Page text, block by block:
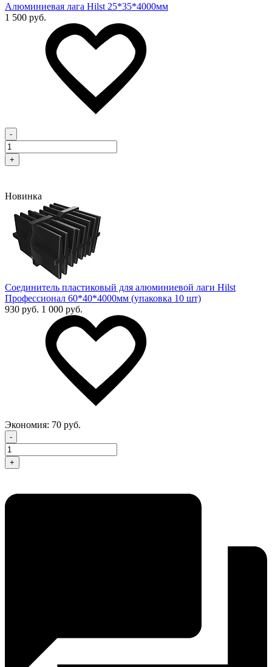
Алюминиевая лага Hilst 25*35*4000мм
1 500 руб.
-
+
Новинка
Соединитель пластиковый для алюминиевой лаги Hilst
Профессионал 60*40*4000мм (упаковка 10 шт)
930 руб. 1 000 руб.
Экономия: 70 руб.
-
+